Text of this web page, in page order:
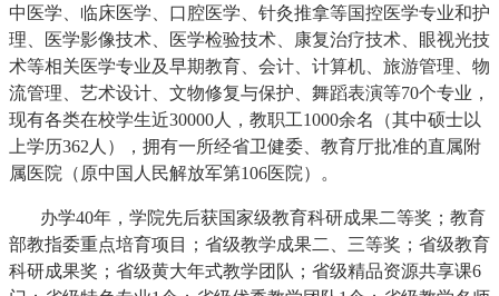
中医学、临床医学、口腔医学、针灸推拿等国控医学专业和护
理、医学影像技术、医学检验技术、康复治疗技术、眼视光技
术等相关医学专业及早期教育、会计、计算机、旅游管理、物
流管理、艺术设计、文物修复与保护、舞蹈表演等70个专业，
现有各类在校学生近30000人，教职工1000余名（其中硕士以
上学历362人），拥有一所经省卫健委、教育厅批准的直属附
属医院（原中国人民解放军第106医院）。
办学40年，学院先后获国家级教育科研成果二等奖；教育
部教指委重点培育项目；省级教学成果二、三等奖；省级教育
科研成果奖；省级黄大年式教学团队；省级精品资源共享课6